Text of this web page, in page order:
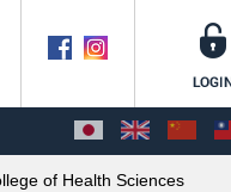
of Health Sciences